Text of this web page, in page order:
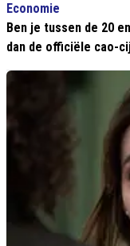
Economie
Ben je tussen de 20
dan de officiële cao-